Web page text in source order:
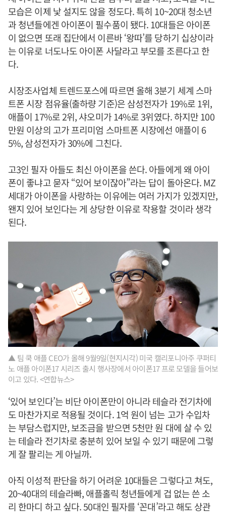
모습은 이제 낯 설지도 않을 정도다. 특히 10~20대 청소년
과 청년들에겐 아이폰이 필수품이 됐다. 10대들은 아이폰
이 없으면 또래 집단에서 이른바 ‘왕따’를 당하기 십상이라
는 이유로 너도나도 아이폰 사달라고 부모를 조른다고 한
다.
시장조사업체 트렌드포스에 따르면 올해 3분기 세계 스마
트폰 시장 점유율(출하량 기준)은 삼성전자가 19%로 1위,
애플이 17%로 2위, 샤오미가 14%로 3위였다. 하지만 100
만원 이상의 고가 프리미엄 스마트폰 시장에선 애플이 6
5%, 삼성전자가 30%에 그친다.
고3인 필자 아들도 최신 아이폰을 쓴다. 아들에게 왜 아이
폰이 좋냐고 묻자 “있어 보이잖아”라는 답이 돌아온다. MZ
세대가 아이폰을 사랑하는 이유에는 여러 가지가 있겠지만,
왠지 있어 보인다는 게 상당한 이유로 작용할 것이라 생각
된다.
▲ 팀 쿡 애플 CEO가 올해 9월9일(현지시각) 미국 캘리포니아주 쿠퍼티
노 애플 아이폰17 시리즈 출시 행사장에서 아이폰17 프로 모델을 들어보
이고 있다. <연합뉴스>
‘있어 보인다’는 비단 아이폰만이 아니라 테슬라 전기차에
도 마찬가지로 적용될 것이다. 1억 원이 넘는 고가 수입차
는 부담스럽지만, 보조금을 받으면 5천만 원 대에 살 수 있
는 테슬라 전기차로 충분히 있어 보일 수 있기 때문에 그렇
게 잘 팔리는 게 아닐까.
아직 이성적 판단을 하기 어려운 10대들은 그렇다고 쳐도,
20~40대의 테슬라빠, 애플홀릭 청년들에게 겁 없는 쓴 소
리 한마디 하고 싶다. 50대인 필자를 ‘꼰대’라고 해도 상관